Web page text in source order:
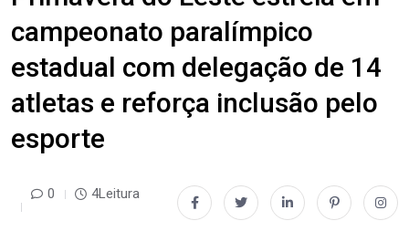
campeonato paralímpico
estadual com delegação de 14
atletas e reforça inclusão pelo
esporte
0 4Leitura